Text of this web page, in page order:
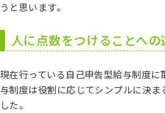
うと思います。
人に点数をつけることへの
現在行っている自己申告型給与制度に
与制度は役割に応じてシンプルに決ま
した。